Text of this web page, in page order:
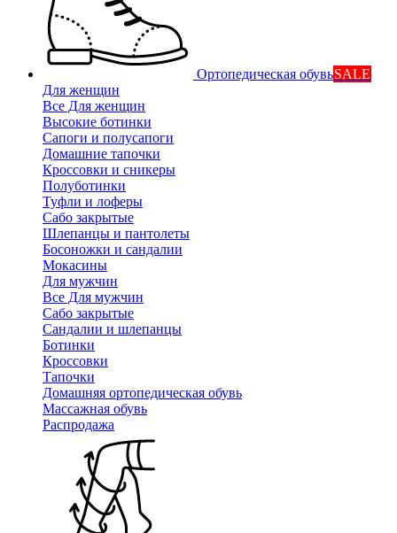
Ортопедическая обувьSALE
Для женщин
Все Для женщин
Высокие ботинки
Сапоги и полусапоги
Домашние тапочки
Кроссовки и сникеры
Полуботинки
Туфли и лоферы
Сабо закрытые
Шлепанцы и пантолеты
Босоножки и сандалии
Мокасины
Для мужчин
Все Для мужчин
Сабо закрытые
Сандалии и шлепанцы
Ботинки
Кроссовки
Тапочки
Домашняя ортопедическая обувь
Массажная обувь
Распродажа